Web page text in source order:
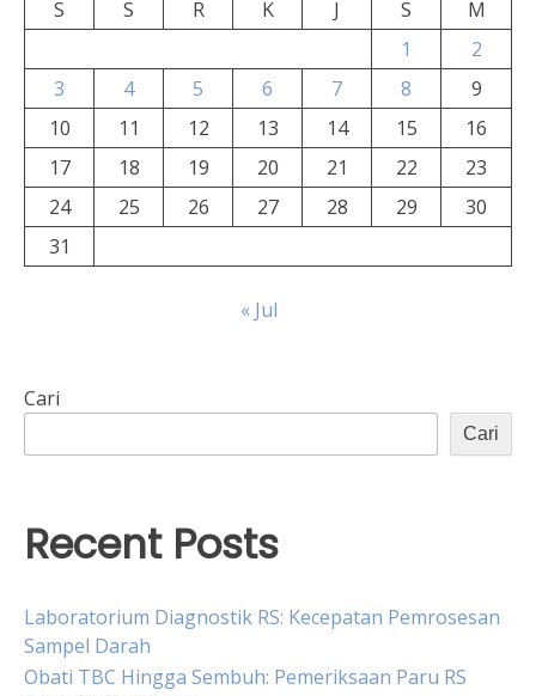
S
S R K J S
M
1
2
3
4 5 6 7 8
9
10
11 12 13 14 15
16
17
18 19 20 21 22
23
24
25 26 27 28 29
30
31
« Jul
Cari
Cari
Recent Posts
Laboratorium Diagnostik RS: Kecepatan Pemrosesan
Sampel Darah
Obati TBC Hingga Sembuh: Pemeriksaan Paru RS